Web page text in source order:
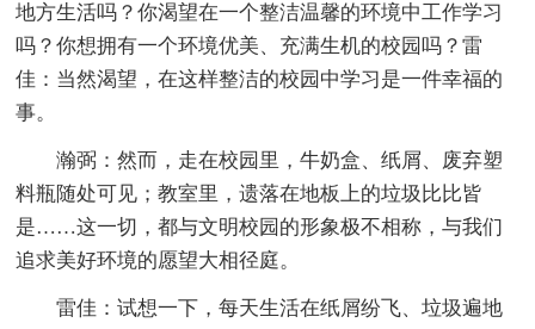
地方生活吗？你渴望在一个整洁温馨的环境中工作学习
吗？你想拥有一个环境优美、充满生机的校园吗？雷
佳：当然渴望，在这样整洁的校园中学习是一件幸福的
事。
瀚弼：然而，走在校园里，牛奶盒、纸屑、废弃塑
料瓶随处可见；教室里，遗落在地板上的垃圾比比皆
是……这一切，都与文明校园的形象极不相称，与我们
追求美好环境的愿望大相径庭。
雷佳：试想一下，每天生活在纸屑纷飞、垃圾遍地